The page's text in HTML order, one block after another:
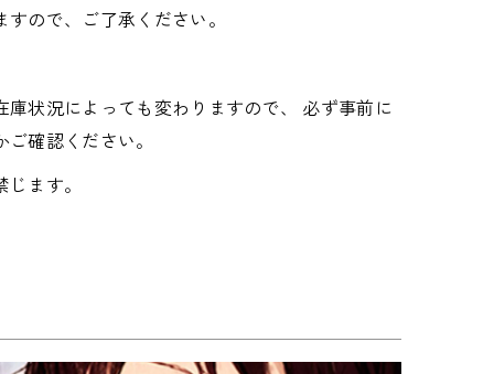
ので、ご了承ください。
状況によっても変わりますので、 必ず事前に
確認ください。
ます。